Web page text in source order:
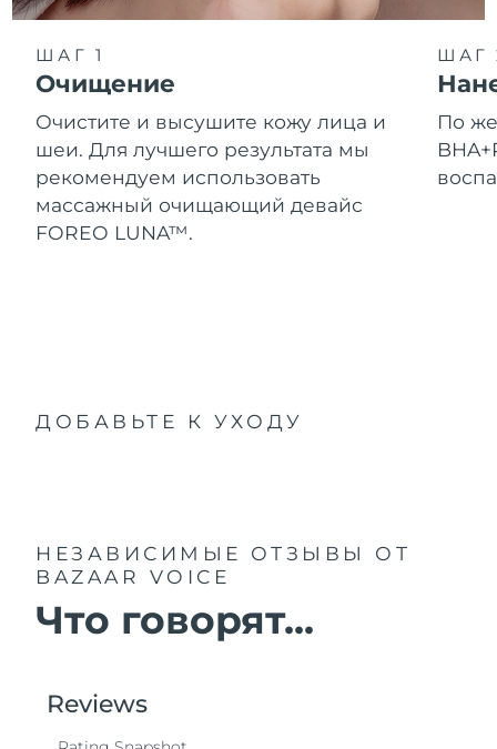
ШАГ 1
Очищение
Очистите и высушите кожу лица и
шеи. Для лучшего результата мы
рекомендуем использовать
массажный очищающий девайс
FOREO LUNA™.
ШАГ
По
ДОБАВЬТЕ К УХОДУ
НЕЗАВИСИМЫЕ ОТЗЫВЫ
ОТ
BAZAAR VOICE
Что говорят...